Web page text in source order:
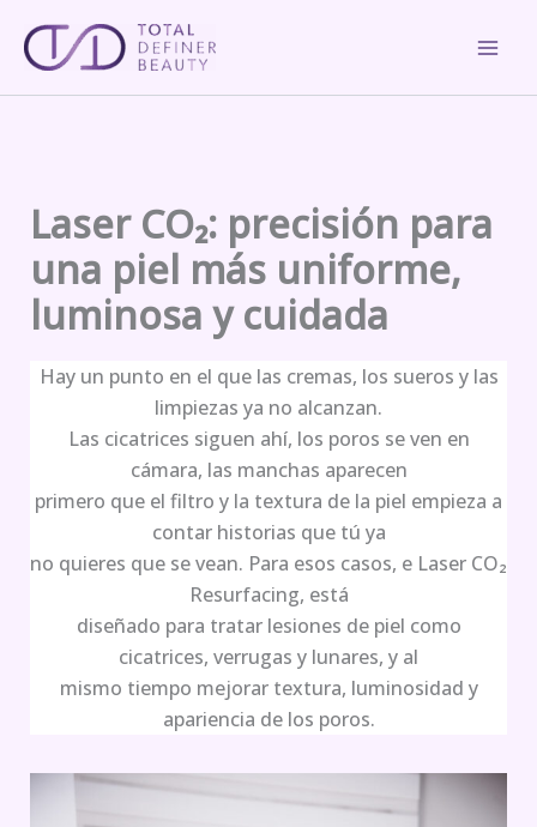
content
Laser CO₂: precisión para
una piel más uniforme,
luminosa y cuidada
Hay un punto en el que las cremas, los sueros y las
limpiezas ya no alcanzan.
Las cicatrices siguen ahí, los poros se ven en
cámara, las manchas aparecen
primero que el filtro y la textura de la piel empieza a
contar historias que tú ya
no quieres que se vean. Para esos casos, e Laser CO₂
Resurfacing, está
diseñado para tratar lesiones de piel como
cicatrices, verrugas y lunares, y al
mismo tiempo mejorar textura, luminosidad y
apariencia de los poros.